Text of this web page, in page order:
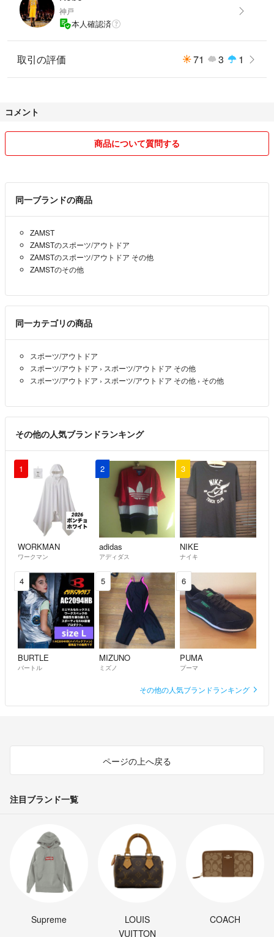
神戸
本人確認済
取引の評価 71 3 1
コメント
商品について質問する
同一ブランドの商品
ZAMST
ZAMSTのスポーツ/アウトドア
ZAMSTのスポーツ/アウトドア その他
ZAMSTのその他
同一カテゴリの商品
スポーツ/アウトドア
スポーツ/アウトドア › スポーツ/アウトドア その他
スポーツ/アウトドア › スポーツ/アウトドア その他 › その他
その他の人気ブランドランキング
1
WORKMAN
ワークマン
2
adidas
アディダス
3
NIKE
ナイキ
4
BURTLE
バートル
5
MIZUNO
ミズノ
6
PUMA
プーマ
その他の人気ブランドランキング
ページの上へ戻る
注目ブランド一覧
Supreme
LOUIS
VUITTON
COACH